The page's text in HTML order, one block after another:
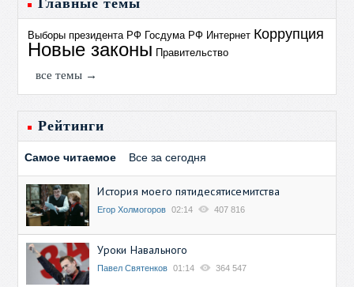
Выборы президента РФ Госдума РФ Интернет Коррупция
Новые законы Правительство
все темы →
Рейтинги
Самое читаемое Все за сегодня
История моего пятидесятисемитства
Егор Холмогоров 02:14 407 816
Уроки Навального
Павел Святенков 01:14 364 547